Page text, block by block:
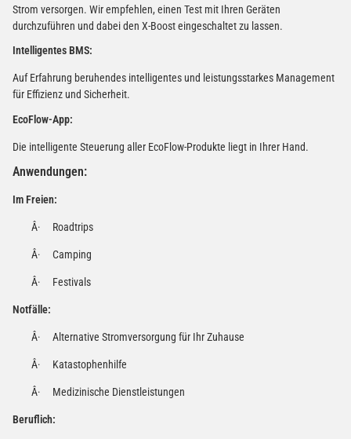
Strom versorgen. Wir empfehlen, einen Test mit Ihren Geräten
durchzuführen und dabei den X-Boost eingeschaltet zu lassen.
Intelligentes BMS:
Auf Erfahrung beruhendes intelligentes und leistungsstarkes Management
für Effizienz und Sicherheit.
EcoFlow-App:
Die intelligente Steuerung aller EcoFlow-Produkte liegt in Ihrer Hand.
Anwendungen:
Im Freien:
Â· Roadtrips
Â· Camping
Â· Festivals
Notfälle:
Â· Alternative Stromversorgung für Ihr Zuhause
Â· Katastophenhilfe
Â· Medizinische Dienstleistungen
Beruflich: